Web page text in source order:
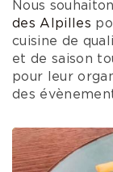
Nous
des Alpilles
cuisine de
et de saison
pour leur
des